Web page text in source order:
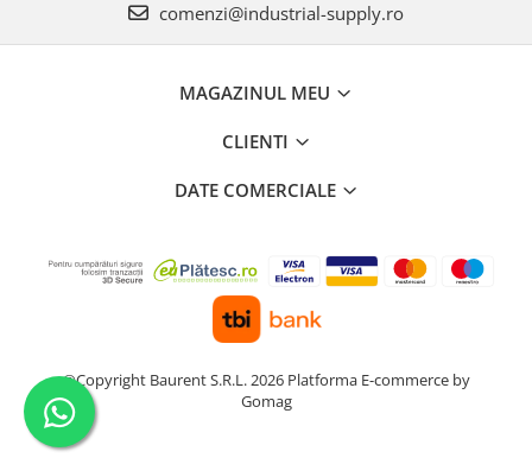
comenzi@industrial-supply.ro
MAGAZINUL MEU
CLIENTI
DATE COMERCIALE
©Copyright Baurent S.R.L. 2026 Platforma E-commerce by
Gomag